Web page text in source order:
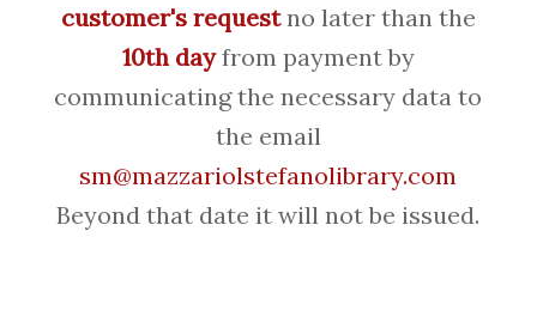
customer's requestno later than the
10th dayfrom payment by
communicating the necessary data to
the email
sm@mazzariolstefanolibrary.com
Beyond that date it will not be issued.